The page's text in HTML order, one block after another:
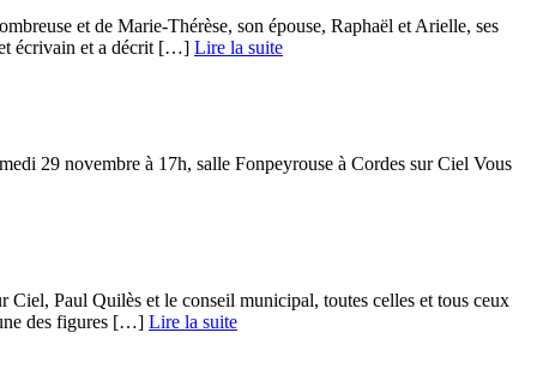
et de Marie-Thérèse, son épouse, Raphaël et Arielle, ses
écrivain et a décrit […] Lire la suite
29 novembre à 17h, salle Fonpeyrouse à Cordes sur Ciel Vous
Ciel, Paul Quilès et le conseil municipal, toutes celles et tous ceux
des figures […] Lire la suite